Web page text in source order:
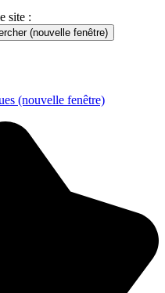
site :
(nouvelle fenêtre)
(nouvelle fenêtre)